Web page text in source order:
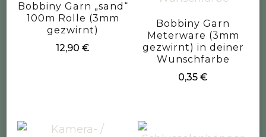
Bobbiny Garn „sand“
100m Rolle (3mm
gezwirnt)
12,90€
Bobbiny Garn
Meterware (3mm
gezwirnt) in deiner
Wunschfarbe
0,35€